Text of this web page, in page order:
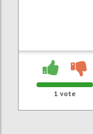
1 vote